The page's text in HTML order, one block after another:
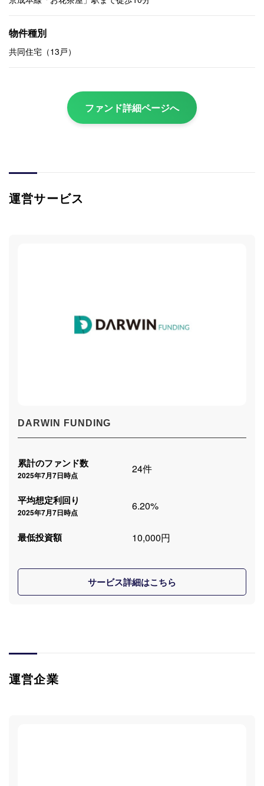
物件種別
共同住宅（13戸）
ファンド詳細ページへ
運営サービス
DARWIN FUNDING
累計のファンド数
2025年7月7日時点 24件
平均想定利回り
2025年7月7日時点 6.20%
最低投資額 10,000円
サービス詳細はこちら
運営企業